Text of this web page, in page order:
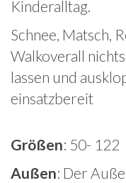
Kinderalltag.
Schnee, Matsch,
Walkoverall
lassen und
einsatzbereit
Größen: 50- 122
Außen: Der